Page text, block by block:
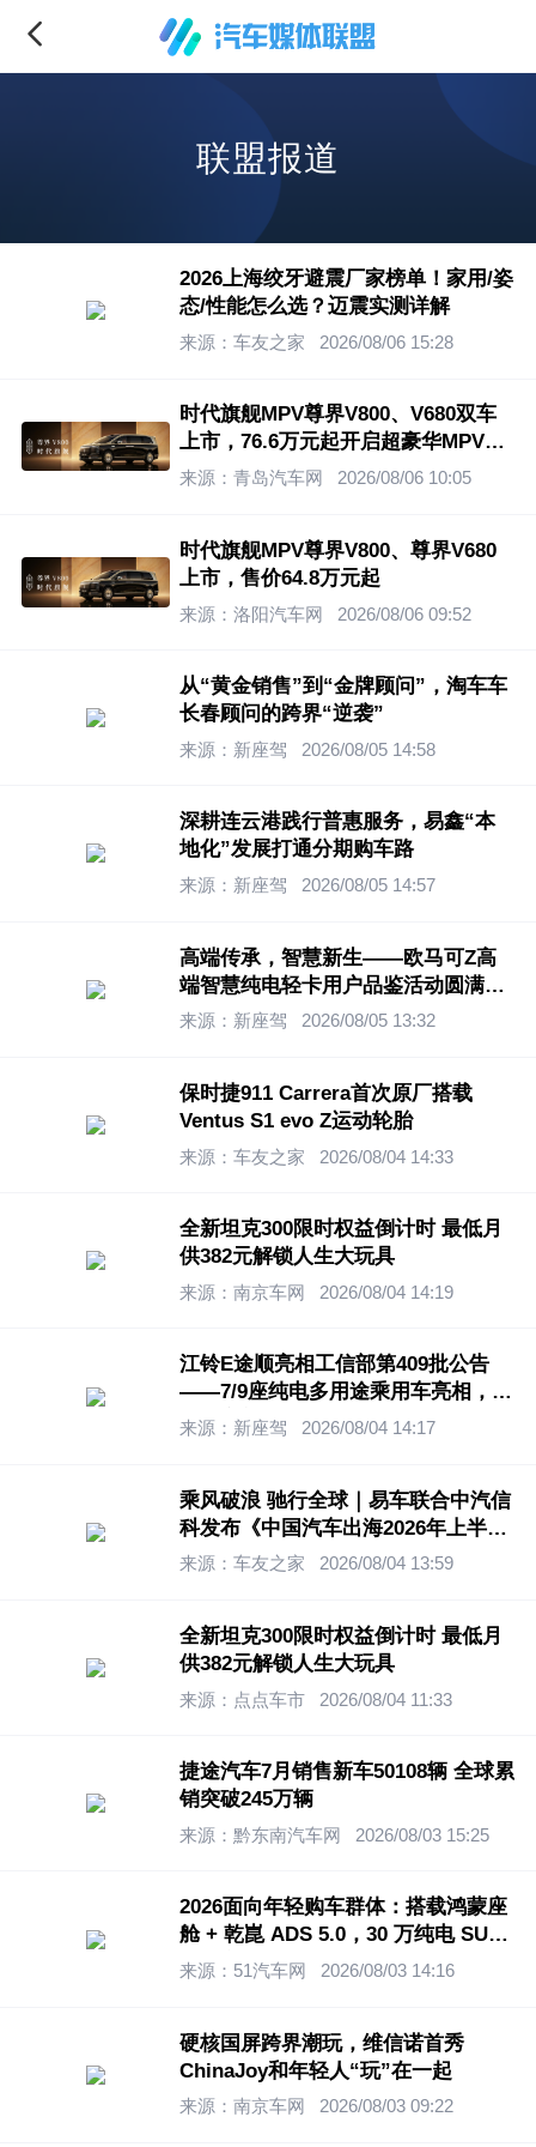
联盟报道
2026上海绞牙避震厂家榜单！家用/姿
态/性能怎么选？迈震实测详解
来源：车友之家 2026/08/06 15:28
时代旗舰MPV尊界V800、V680双车
上市，76.6万元起开启超豪华MPV新
纪元
来源：青岛汽车网 2026/08/06 10:05
时代旗舰MPV尊界V800、尊界V680
上市，售价64.8万元起
来源：洛阳汽车网 2026/08/06 09:52
从“黄金销售”到“金牌顾问”，淘车车
长春顾问的跨界“逆袭”
来源：新座驾 2026/08/05 14:58
深耕连云港践行普惠服务，易鑫“本
地化”发展打通分期购车路
来源：新座驾 2026/08/05 14:57
高端传承，智慧新生——欧马可Z高
端智慧纯电轻卡用户品鉴活动圆满举
行
来源：新座驾 2026/08/05 13:32
保时捷911 Carrera首次原厂搭载
Ventus S1 evo Z运动轮胎
来源：车友之家 2026/08/04 14:33
全新坦克300限时权益倒计时 最低月
供382元解锁人生大玩具
来源：南京车网 2026/08/04 14:19
江铃E途顺亮相工信部第409批公告
——7/9座纯电多用途乘用车亮相，江
铃轻客新能源再落一子
来源：新座驾 2026/08/04 14:17
乘风破浪 驰行全球｜易车联合中汽信
科发布《中国汽车出海2026年上半年
回顾报告》
来源：车友之家 2026/08/04 13:59
全新坦克300限时权益倒计时 最低月
供382元解锁人生大玩具
来源：点点车市 2026/08/04 11:33
捷途汽车7月销售新车50108辆 全球累
销突破245万辆
来源：黔东南汽车网 2026/08/03 15:25
2026面向年轻购车群体：搭载鸿蒙座
舱 + 乾崑 ADS 5.0，30 万纯电 SUV
与轿车怎么选
来源：51汽车网 2026/08/03 14:16
硬核国屏跨界潮玩，维信诺首秀
ChinaJoy和年轻人“玩”在一起
来源：南京车网 2026/08/03 09:22